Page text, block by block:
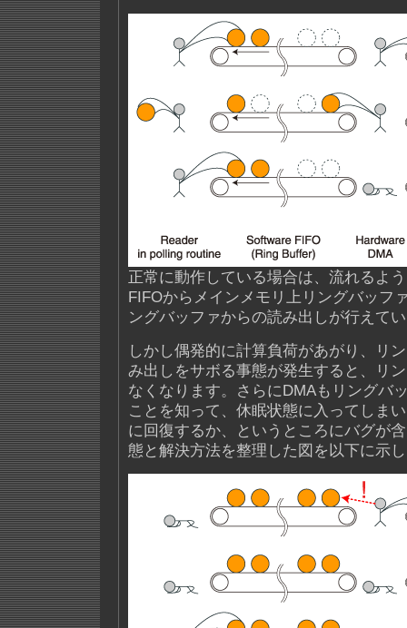
正常に動作している場合は、流れるよ
FIFOからメインメモリ上リングバッフ
ングバッファからの読み出しが行えて
しかし偶発的に計算負荷があがり、リ
み出しをサボる事態が発生すると、リ
なくなります。さらにDMAもリングバ
ことを知って、休眠状態に入ってしま
に回復するか、というところにバグが
態と解決方法を整理した図を以下に示